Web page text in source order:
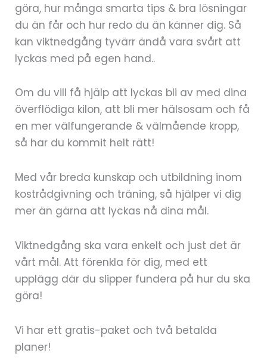
göra, hur många smarta tips & bra lösningar
du än får och hur redo du än känner dig. Så
kan viktnedgång tyvärr ändå vara svårt att
lyckas med på egen hand..
Om du vill få hjälp att lyckas bli av med dina
överflödiga kilon, att bli mer hälsosam och få
en mer välfungerande & välmående kropp,
så har du kommit helt rätt!
Med vår breda kunskap och utbildning inom
kostrådgivning och träning, så hjälper vi dig
mer än gärna att lyckas nå dina mål.
Viktnedgång ska vara enkelt och just det är
vårt mål. Att förenkla för dig, med ett
upplägg där du slipper fundera på hur du ska
göra!
Vi har ett gratis-paket och två betalda
planer!